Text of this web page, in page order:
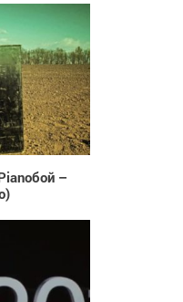
9 495
–